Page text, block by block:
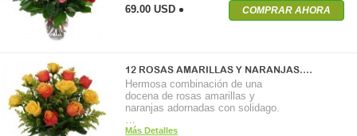
69.00 USD COMPRAR AHORA
12 ROSAS AMARILLAS Y NARANJAS.…
Hermosa combinación de una
docena de rosas amarillas y
naranjas adornadas con solidago.
Más Detalles